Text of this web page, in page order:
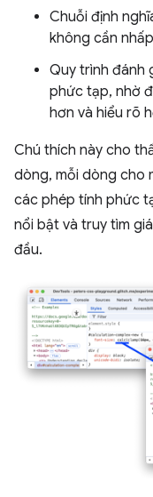
Chuỗi định
không cần
Quy trình đánh
phức tạp, nhờ
hơn và hiểu rõ
Chú thích này cho
dòng, mỗi dòng cho
các phép tính phức
nổi bật và truy tìm
đầu.